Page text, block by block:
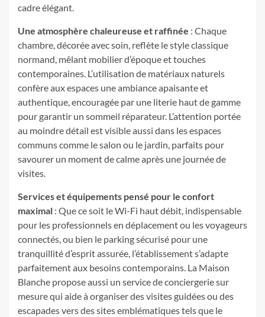
cadre élégant.
Une atmosphère chaleureuse et raffinée : Chaque
chambre, décorée avec soin, reflète le style classique
normand, mêlant mobilier d’époque et touches
contemporaines. L’utilisation de matériaux naturels
confère aux espaces une ambiance apaisante et
authentique, encouragée par une literie haut de gamme
pour garantir un sommeil réparateur. L’attention portée
au moindre détail est visible aussi dans les espaces
communs comme le salon ou le jardin, parfaits pour
savourer un moment de calme après une journée de
visites.
Services et équipements pensé pour le confort
maximal : Que ce soit le Wi-Fi haut débit, indispensable
pour les professionnels en déplacement ou les voyageurs
connectés, ou bien le parking sécurisé pour une
tranquillité d’esprit assurée, l’établissement s’adapte
parfaitement aux besoins contemporains. La Maison
Blanche propose aussi un service de conciergerie sur
mesure qui aide à organiser des visites guidées ou des
escapades vers des sites emblématiques tels que le